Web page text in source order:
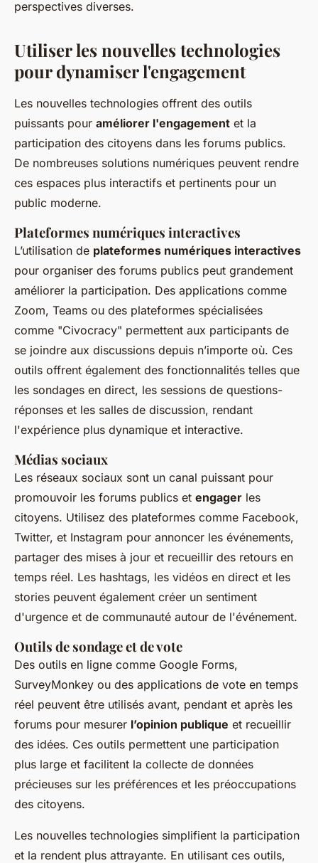
perspectives diverses.
Utiliser les nouvelles technologies
pour dynamiser l'engagement
Les nouvelles technologies offrent des outils
puissants pour améliorer l'engagement et la
participation des citoyens dans les forums publics.
De nombreuses solutions numériques peuvent rendre
ces espaces plus interactifs et pertinents pour un
public moderne.
Plateformes numériques interactives
L’utilisation de plateformes numériques interactives
pour organiser des forums publics peut grandement
améliorer la participation. Des applications comme
Zoom, Teams ou des plateformes spécialisées
comme "Civocracy" permettent aux participants de
se joindre aux discussions depuis n’importe où. Ces
outils offrent également des fonctionnalités telles que
les sondages en direct, les sessions de questions-
réponses et les salles de discussion, rendant
l'expérience plus dynamique et interactive.
Médias sociaux
Les réseaux sociaux sont un canal puissant pour
promouvoir les forums publics et engager les
citoyens. Utilisez des plateformes comme Facebook,
Twitter, et Instagram pour annoncer les événements,
partager des mises à jour et recueillir des retours en
temps réel. Les hashtags, les vidéos en direct et les
stories peuvent également créer un sentiment
d'urgence et de communauté autour de l'événement.
Outils de sondage et de vote
Des outils en ligne comme Google Forms,
SurveyMonkey ou des applications de vote en temps
réel peuvent être utilisés avant, pendant et après les
forums pour mesurer l’opinion publique et recueillir
des idées. Ces outils permettent une participation
plus large et facilitent la collecte de données
précieuses sur les préférences et les préoccupations
des citoyens.
Les nouvelles technologies simplifient la participation
et la rendent plus attrayante. En utilisant ces outils,